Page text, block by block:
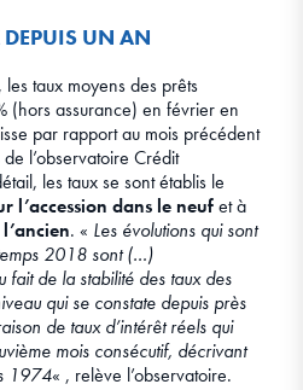
DEPUIS UN AN
taux moyens des prêts
(hors assurance) en février en
par rapport au mois précédent
l’observatoire Crédit
les taux se sont établis le
l’accession dans le neufet à
. « Les évolutions qui sont
2018 sont (…)
fait de la stabilité des taux des
qui se constate depuis près
de taux d’intérêt réels qui
mois consécutif, décrivant
1974« , relève l’observatoire.